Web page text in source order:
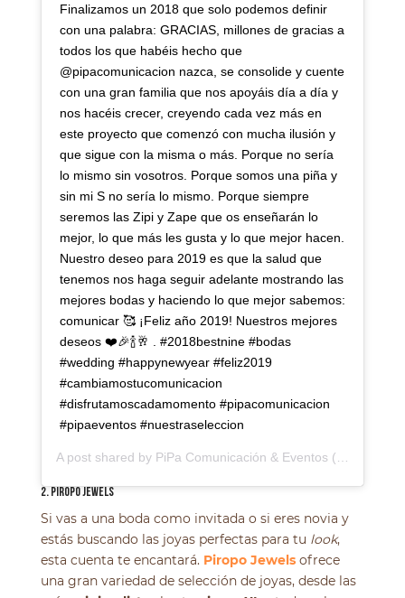
Finalizamos un 2018 que solo podemos definir
con una palabra: GRACIAS, millones de gracias a
todos los que habéis hecho que
@pipacomunicacion nazca, se consolide y cuente
con una gran familia que nos apoyáis día a día y
nos hacéis crecer, creyendo cada vez más en
este proyecto que comenzó con mucha ilusión y
que sigue con la misma o más. Porque no sería
lo mismo sin vosotros. Porque somos una piña y
sin mi S no sería lo mismo. Porque siempre
seremos las Zipi y Zape que os enseñarán lo
mejor, lo que más les gusta y lo que mejor hacen.
Nuestro deseo para 2019 es que la salud que
tenemos nos haga seguir adelante mostrando las
mejores bodas y haciendo lo que mejor sabemos:
comunicar 🥰 ¡Feliz año 2019! Nuestros mejores
deseos ❤️🎉🍾🥂 . #2018bestnine #bodas
#wedding #happynewyear #feliz2019
#cambiamostucomunicacion
#disfrutamoscadamomento #pipacomunicacion
#pipaeventos #nuestraseleccion
A post shared by PiPa Comunicación & Eventos (@pipacomunicacion) on
2. PIROPO JEWELS
Si vas a una boda como invitada o si eres novia y
estás buscando las joyas perfectas para tu look,
esta cuenta te encantará. Piropo Jewelsofrece
una gran variedad de selección de joyas, desde las